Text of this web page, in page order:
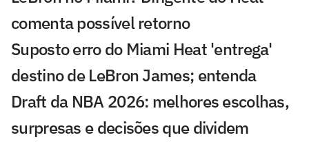
comenta possível retorno
Suposto erro do Miami Heat 'entrega'
destino de LeBron James; entenda
Draft da NBA 2026: melhores escolhas,
surpresas e decisões que dividem